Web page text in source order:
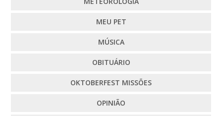
MEU PET
MÚSICA
OBITUÁRIO
OKTOBERFEST MISSÕES
OPINIÃO